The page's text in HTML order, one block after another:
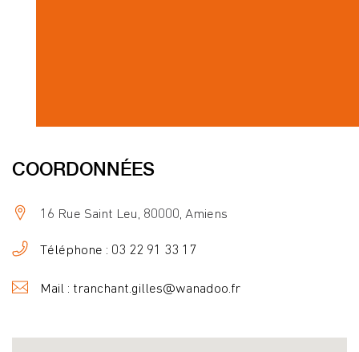
COORDONNÉES
16 Rue Saint Leu, 80000, Amiens
Téléphone : 03 22 91 33 17
Mail : tranchant.gilles@wanadoo.fr